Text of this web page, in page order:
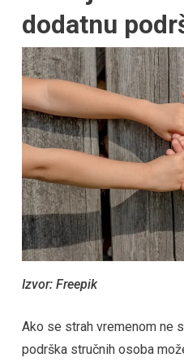
dodatnu
Izvor: Freepik
Ako se strah vremenom ne
podrška stručnih osoba